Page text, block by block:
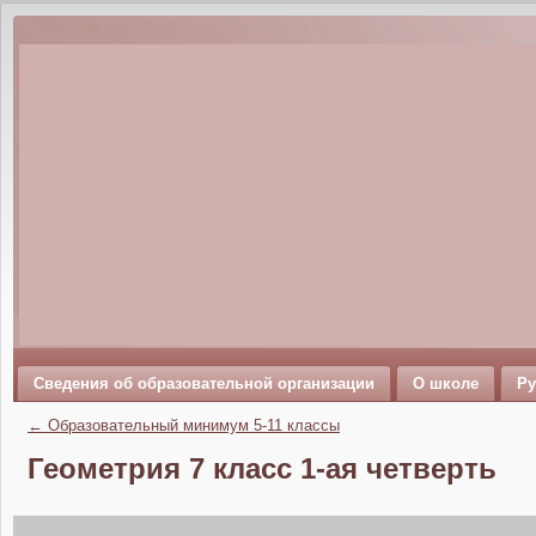
Сведения об образовательной организации О школе
← Образовательный минимум 5-11 классы
Геометрия 7 класс 1-ая четверть